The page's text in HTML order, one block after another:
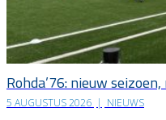
Rohda’76: nieuw
5 AUGUSTUS 2026 | NIEUWS